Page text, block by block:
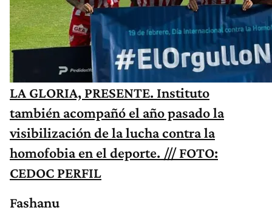
LA GLORIA, PRESENTE. Instituto
también acompañó el año pasado la
visibilización de la lucha contra la
homofobia en el deporte. /// FOTO:
CEDOC PERFIL
Fashanu